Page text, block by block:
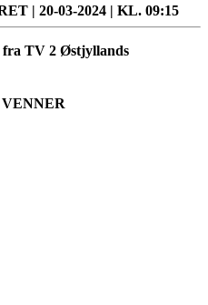
| 20-03-2024 | KL. 09:15
fra TV 2 Østjyllands